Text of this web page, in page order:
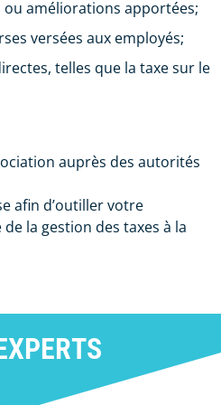
améliorations apportées;
versées aux employés;
telles que la taxe sur le
auprès des autorités
afin d’outiller votre
la gestion des taxes à la